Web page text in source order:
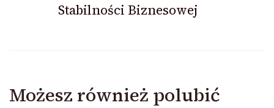
Stabilności Biznesowej
Możesz również polubić